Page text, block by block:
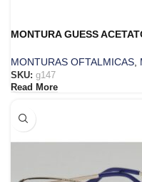
MONTURA GUESS
MONTURAS OFTALMICAS
SKU: g147
Read More